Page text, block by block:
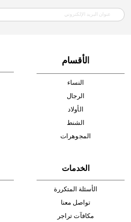
المنتجات والتخفيضات.